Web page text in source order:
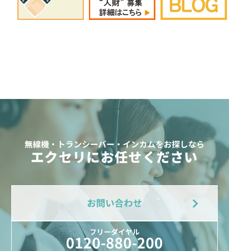
無線機・トランシーバー・インカムをお探しなら
エクセリにお任せください
お問い合わせ
フリーダイヤル
0120-880-200